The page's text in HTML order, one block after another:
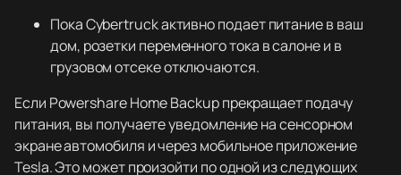
Пока Cybertruck активно подает питание в ваш
дом, розетки переменного тока в салоне и в
грузовом отсеке отключаются.
Если Powershare Home Backup прекращает подачу
питания, вы получаете уведомление на сенсорном
экране автомобиля и через мобильное приложение
Tesla. Это может произойти по одной из следующих